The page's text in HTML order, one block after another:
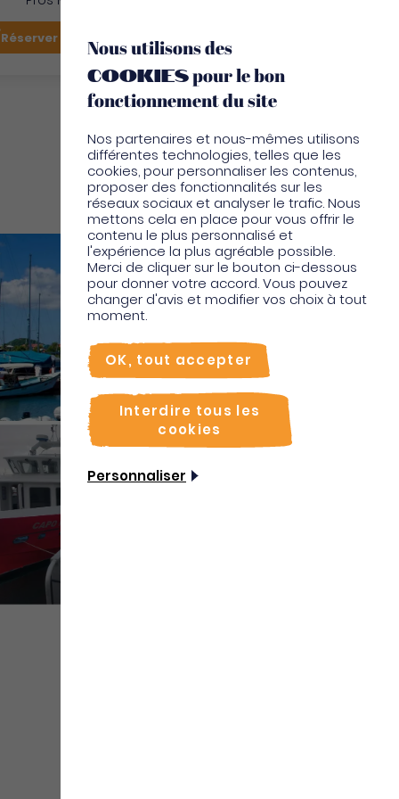
Réserver mon vol Je suis sur place
Nous utilisons des
cookiespour le bon
fonctionnement du site
Nos partenaires et nous-mêmes utilisons
différentes technologies, telles que les
cookies, pour personnaliser les contenus,
proposer des fonctionnalités sur les
réseaux sociaux et analyser le trafic. Nous
mettons cela en place pour vous offrir le
contenu le plus personnalisé et
l'expérience la plus agréable possible.
Merci de cliquer sur le bouton ci-dessous
pour donner votre accord. Vous pouvez
changer d'avis et modifier vos choix à tout
moment.
OK, tout accepter
Interdire tous les
cookies
Personnaliser